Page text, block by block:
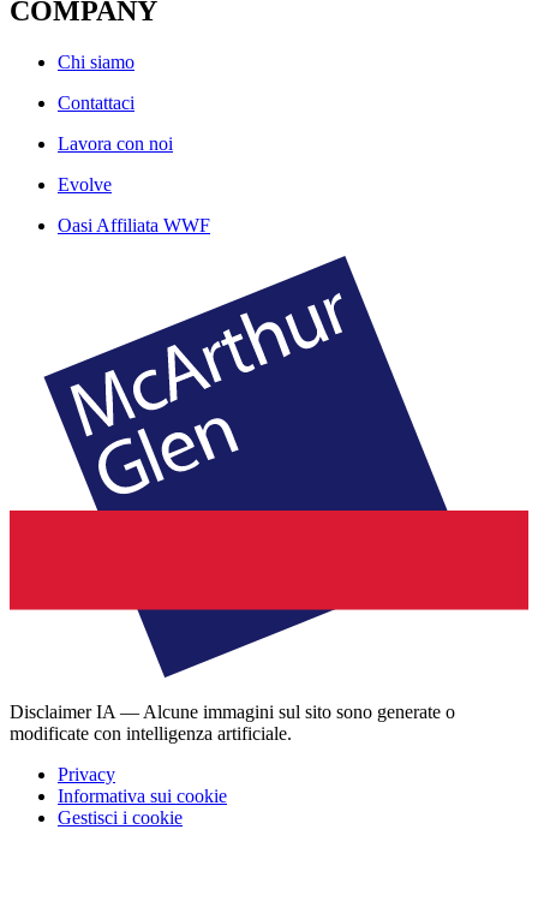
COMPANY
Chi siamo
Contattaci
Lavora con noi
Evolve
Oasi Affiliata WWF
Disclaimer IA — Alcune immagini sul sito sono generate o
modificate con intelligenza artificiale.
Privacy
Informativa sui cookie
Gestisci i cookie